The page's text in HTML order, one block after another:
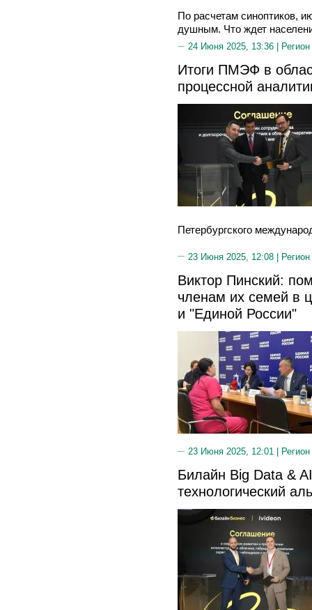
По расчетам синоптиков,
душным. Что ждет
24 Июня 2025, 13:36 |
Итоги ПМЭФ в
процессной
Петербургского
23 Июня 2025, 12:08 |
Виктор Пинский:
членам их семей в
и "Единой России"
23 Июня 2025, 12:01 |
Билайн Big Data &
технологический